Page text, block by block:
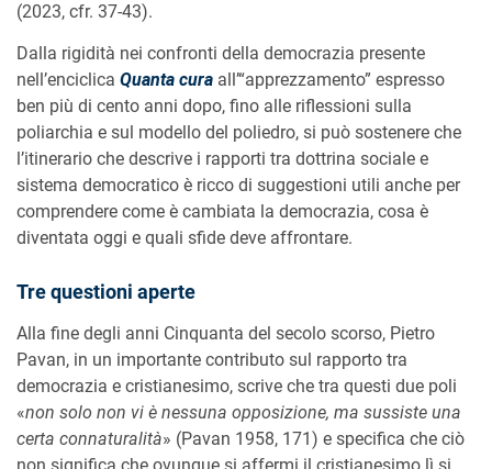
(2023, cfr. 37-43).
Dalla rigidità nei confronti della democrazia presente
nell’enciclica Quanta cura all’“apprezzamento” espresso
ben più di cento anni dopo, fino alle riflessioni sulla
poliarchia e sul modello del poliedro, si può sostenere che
l’itinerario che descrive i rapporti tra dottrina sociale e
sistema democratico è ricco di suggestioni utili anche per
comprendere come è cambiata la democrazia, cosa è
diventata oggi e quali sfide deve affrontare.
Tre questioni aperte
Alla fine degli anni Cinquanta del secolo scorso, Pietro
Pavan, in un importante contributo sul rapporto tra
democrazia e cristianesimo, scrive che tra questi due poli
«non solo non vi è nessuna opposizione, ma sussiste una
certa connaturalità» (Pavan 1958, 171) e specifica che ciò